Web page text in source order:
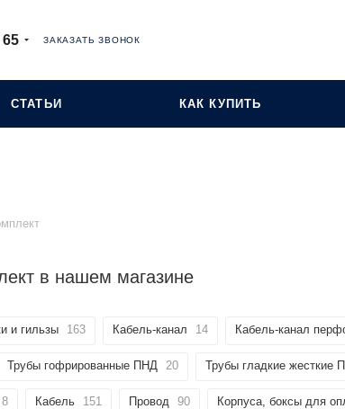
65 ЗАКАЗАТЬ ЗВОНОК
СТАТЬИ КАК КУПИТЬ
в нашем магазине
и гильзы 163 Кабель-канал 14 Кабель-канал
Трубы гофрированные ПНД 20 Трубы гладкие жесткие
8 Кабель 151 Провод 90 Корпуса, боксы для